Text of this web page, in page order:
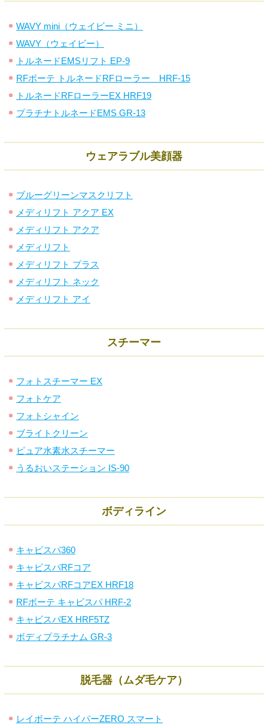
WAVY mini（ウェイビー ミニ）
WAVY（ウェイビー）
トルネードEMSリフト EP-9
RFボーテ トルネードRFローラー HRF-15
トルネードRFローラーEX HRF19
プラチナトルネードEMS GR-13
ウェアラブル美顔器
ブルーグリーンマスクリフト
メディリフト アクア EX
メディリフト アクア
メディリフト
メディリフト プラス
メディリフト ネック
メディリフト アイ
スチーマー
フォトスチーマー EX
フォトケア
フォトシャイン
ブライトクリーン
ピュア水素水スチーマー
うるおいステーション IS-90
ボディライン
キャビスパ360
キャビスパRFコア
キャビスパRFコアEX HRF18
RFボーテ キャビスパ HRF-2
キャビスパEX HRF5TZ
ボディプラチナム GR-3
脱毛器（ムダ毛ケア）
レイボーテ ハイパーZERO スマート